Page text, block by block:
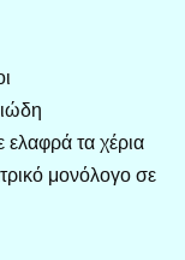
ελαφρά τα χέρια
μονόλογο σε